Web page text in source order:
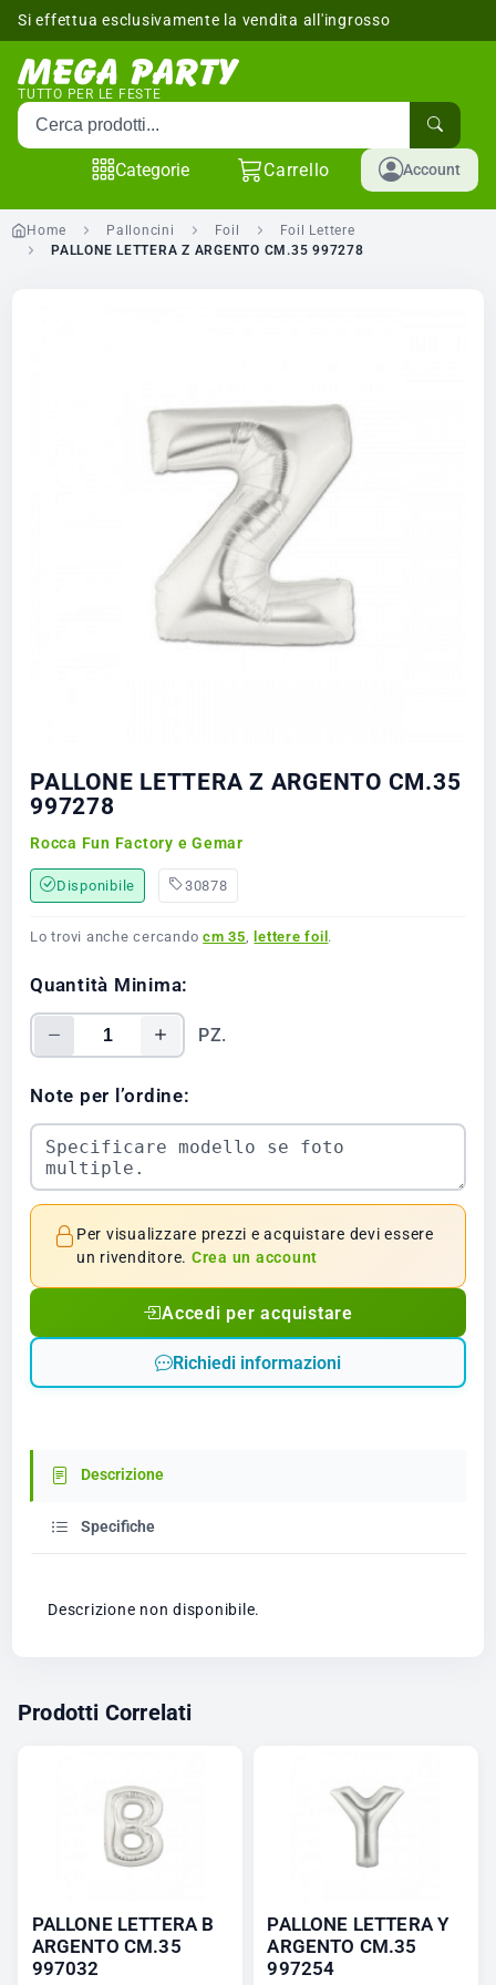
Si effettua esclusivamente la vendita all'ingrosso
TUTTO PER LE FESTE
Cerca prodotti
Categorie Carrello Account
Home Palloncini Foil
Foil Lettere
PALLONE LETTERA Z ARGENTO CM.35 997278
PALLONE LETTERA Z ARGENTO CM.35
997278
Rocca Fun Factory e Gemar
Disponibile 30878
Lo trovi anche cercandocm 35, lettere foil .
Quantità Minima:
PZ.
Note per l’ordine:
Per visualizzare prezzi e acquistare devi essere
un rivenditore. Crea un account
Accedi per acquistare
Richiedi informazioni
Descrizione
Specifiche
Descrizione non disponibile.
Prodotti Correlati
PALLONE LETTERA B
ARGENTO CM.35
997032
PALLONE LETTERA Y
ARGENTO CM.35
997254